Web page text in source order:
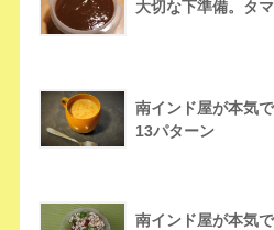
大切な下準備。タ
南インド屋が本気
13パターン
南インド屋が本気